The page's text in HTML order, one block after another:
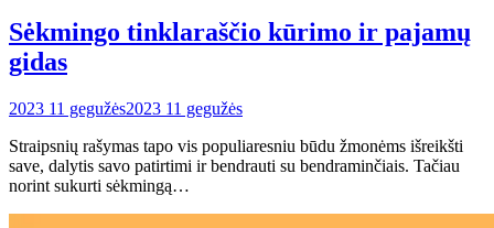
Sėkmingo tinklaraščio kūrimo ir pajamų
gidas
2023 11 gegužės2023 11 gegužės
Straipsnių rašymas tapo vis populiaresniu būdu žmonėms išreikšti
save, dalytis savo patirtimi ir bendrauti su bendraminčiais. Tačiau
norint sukurti sėkmingą…